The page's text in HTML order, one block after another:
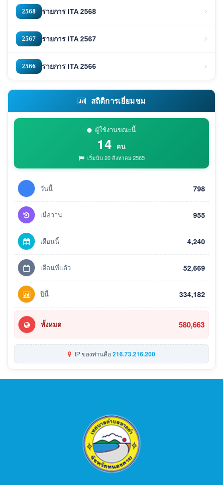
2568 รายการ ITA 2568
2567 รายการ ITA 2567
2566 รายการ ITA 2566
สถิติการเยี่ยมชม
ผู้ใช้งานขณะนี้
14 คน
เริ่มนับ 20 สิงหาคม 2565
วันนี้ 798
เมื่อวาน 955
เดือนนี้ 4,240
เดือนที่แล้ว 52,669
ปีนี้ 334,182
ทั้งหมด 580,663
IP ของท่านคือ216.73.216.200